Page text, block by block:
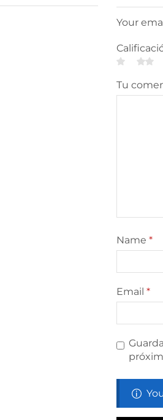
Your
Tu
Name *
Email *